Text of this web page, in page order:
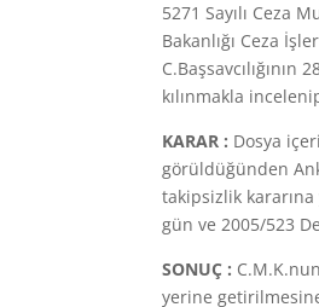
5271 Sayılı Ceza
Bakanlığı Ceza
kılınmakla
KARAR : Dosya
görüldüğünden
takipsizlik
gün ve 2005/523
SONUÇ :
yerine